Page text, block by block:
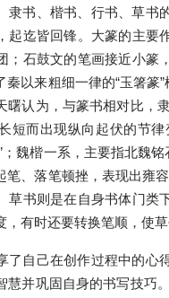
隶书、楷书、行书、草书
起迄皆回锋。大篆的主要
；石鼓文的笔画接近小篆
秦以来粗细一律的“玉箸篆
曙认为，与篆书相对比，
短而出现纵向起伏的节
；魏楷一系，主要指北魏
笔、落笔顿挫，表现出雍
草书则是在自身书体门类
有时还要转换笔顺，使草
了自己在创作过程中的心
并巩固自身的书写技巧